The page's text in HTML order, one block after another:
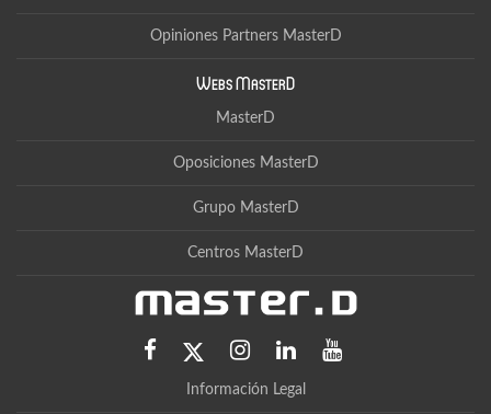
Opiniones Partners MasterD
Webs MasterD
MasterD
Oposiciones MasterD
Grupo MasterD
Centros MasterD
Información Legal